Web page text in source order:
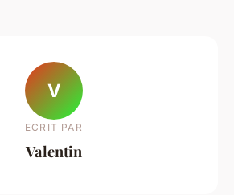
V
ECRIT PAR
Valentin